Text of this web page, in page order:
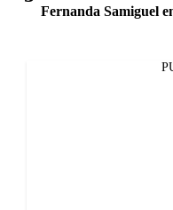
Fernanda Samiguel